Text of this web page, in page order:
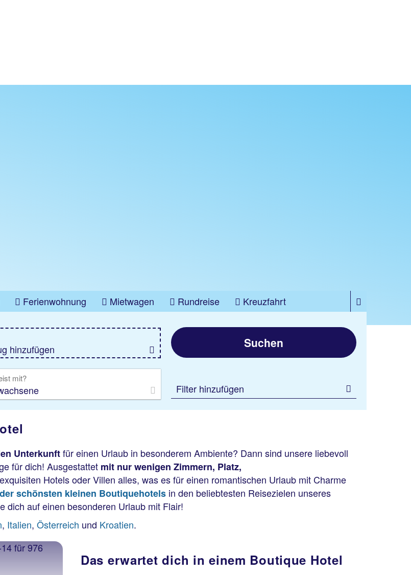
Ferienwohnung Mietwagen Rundreise
Kreuzfahrt
hinzufügen
mit?
Suchen
Filter hinzufügen
Unterkunftfür einen Urlaub in besonderem Ambiente? Dann sind unsere liebevoll
für dich! Ausgestattet mit nur wenigen Zimmern, Platz,
Hotels oder Villen alles, was es für einen romantischen Urlaub mit Charme
schönsten kleinen Boutiquehotels in den beliebtesten Reisezielen unseres
dich auf einen besonderen Urlaub mit Flair!
, Italien, Österreich und Kroatien.
Das erwartet dich in einem Boutique Hotel